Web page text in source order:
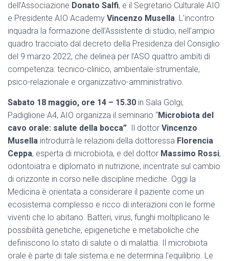
dell’Associazione Donato Salfi, e il Segretario Culturale AIO
e Presidente AIO Academy Vincenzo Musella. L’incontro
inquadra la formazione dell’Assistente di studio, nell’ampio
quadro tracciato dal decreto della Presidenza del Consiglio
del 9 marzo 2022, che delinea per l’ASO quattro ambiti di
competenza: tecnico-clinico, ambientale-strumentale,
psico-relazionale e organizzativo-amministrativo.
Sabato 18 maggio, ore 14 – 15.30 in Sala Golgi,
Padiglione A4, AIO organizza il seminario “Microbiota del
cavo orale: salute della bocca”. Il dottor Vincenzo
Musella introdurrà le relazioni della dottoressa Florencia
Ceppa, esperta di microbiota, e del dottor Massimo Rossi,
odontoiatra e diplomato in nutrizione, incentrate sul cambio
di orizzonte in corso nelle discipline mediche. Oggi la
Medicina è orientata a considerare il paziente come un
ecosistema complesso e ricco di interazioni con le forme
viventi che lo abitano. Batteri, virus, funghi moltiplicano le
possibilità genetiche, epigenetiche e metaboliche che
definiscono lo stato di salute o di malattia. Il microbiota
orale è parte di tale sistema e ne determina l’equilibrio. Le